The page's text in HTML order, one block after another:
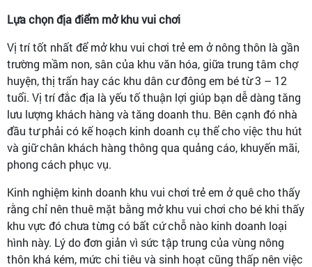
Lựa chọn địa điểm mở khu vui chơi
Vị trí tốt nhất để mở khu vui chơi trẻ em ở nông thôn là gần
trường mầm non, sân của khu văn hóa, giữa trung tâm chợ
huyện, thị trấn hay các khu dân cư đông em bé từ 3 – 12
tuổi. Vị trí đắc địa là yếu tố thuận lợi giúp bạn dễ dàng tăng
lưu lượng khách hàng và tăng doanh thu. Bên cạnh đó nhà
đầu tư phải có kế hoạch kinh doanh cụ thể cho việc thu hút
và giữ chân khách hàng thông qua quảng cáo, khuyến mãi,
phong cách phục vụ.
Kinh nghiệm kinh doanh khu vui chơi trẻ em ở quê cho thấy
rằng chỉ nên thuê mặt bằng mở khu vui chơi cho bé khi thấy
khu vực đó chưa từng có bất cứ chỗ nào kinh doanh loại
hình này. Lý do đơn giản vì sức tập trung của vùng nông
thôn khá kém, mức chi tiêu và sinh hoạt cũng thấp nên việc